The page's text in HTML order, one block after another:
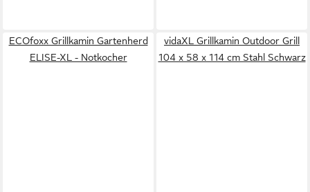
ECOfoxx Grillkamin Gartenherd
ELISE-XL - Notkocher
vidaXL Grillkamin Outdoor Grill
104 x 58 x 114 cm Stahl Schwarz